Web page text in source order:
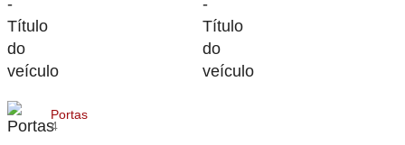
Portas
4